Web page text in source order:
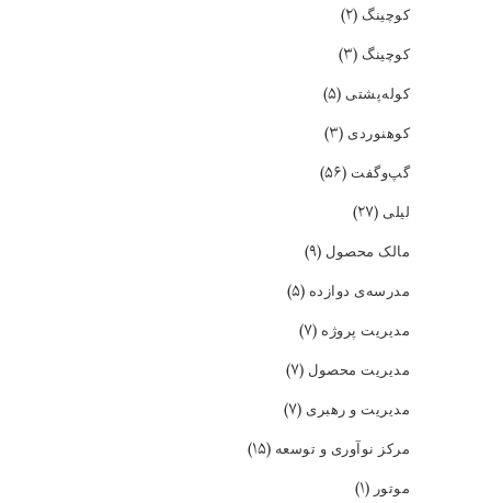
کوچینگ (۲)
کوچینگ (۳)
کوله‌پشتی (۵)
کوهنوردی (۳)
گپ‌و‌گفت (۵۶)
لیلی (۲۷)
مالک محصول (۹)
مدرسه‌ی دوازده (۵)
مدیریت پروژه (۷)
مدیریت محصول (۷)
مدیریت و رهبری (۷)
مرکز نوآوری و توسعه (۱۵)
موتور (۱)